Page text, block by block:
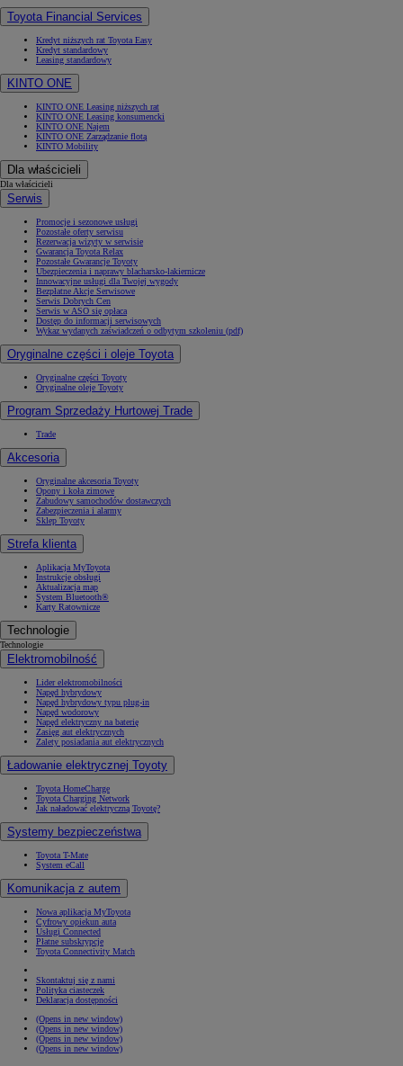
Toyota Financial Services
Kredyt niższych rat Toyota Easy
Kredyt standardowy
Leasing standardowy
KINTO ONE
KINTO ONE Leasing niższych rat
KINTO ONE Leasing konsumencki
KINTO ONE Najem
KINTO ONE Zarządzanie flotą
KINTO Mobility
Dla właścicieli
Dla właścicieli
Serwis
Promocje i sezonowe usługi
Pozostałe oferty serwisu
Rezerwacja wizyty w serwisie
Gwarancja Toyota Relax
Pozostałe Gwarancje Toyoty
Ubezpieczenia i naprawy blacharsko-lakiernicze
Innowacyjne usługi dla Twojej wygody
Bezpłatne Akcje Serwisowe
Serwis Dobrych Cen
Serwis w ASO się opłaca
Dostęp do informacji serwisowych
Wykaz wydanych zaświadczeń o odbytym szkoleniu (pdf)
Oryginalne części i oleje Toyota
Oryginalne części Toyoty
Oryginalne oleje Toyoty
Program Sprzedaży Hurtowej Trade
Trade
Akcesoria
Oryginalne akcesoria Toyoty
Opony i koła zimowe
Zabudowy samochodów dostawczych
Zabezpieczenia i alarmy
Sklep Toyoty
Strefa klienta
Aplikacja MyToyota
Instrukcje obsługi
Aktualizacja map
System Bluetooth®
Karty Ratownicze
Technologie
Technologie
Elektromobilność
Lider elektromobilności
Napęd hybrydowy
Napęd hybrydowy typu plug-in
Napęd wodorowy
Napęd elektryczny na baterię
Zasięg aut elektrycznych
Zalety posiadania aut elektrycznych
Ładowanie elektrycznej Toyoty
Toyota HomeCharge
Toyota Charging Network
Jak naładować elektryczną Toyotę?
Systemy bezpieczeństwa
Toyota T-Mate
System eCall
Komunikacja z autem
Nowa aplikacja MyToyota
Cyfrowy opiekun auta
Usługi Connected
Płatne subskrypcje
Toyota Connectivity Match
Skontaktuj się z nami
Polityka ciasteczek
Deklaracja dostępności
(Opens in new window)
(Opens in new window)
(Opens in new window)
(Opens in new window)